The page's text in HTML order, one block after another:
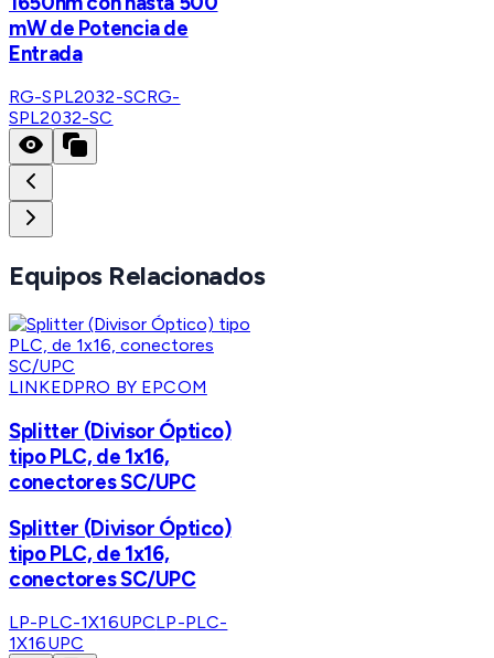
mW de Potencia de
Entrada
RG-SPL2032-SCRG-
SPL2032-SC
Equipos Relacionados
LINKEDPRO BY EPCOM
Splitter (Divisor Óptico)
tipo PLC, de 1x16,
conectores SC/UPC
Splitter (Divisor Óptico)
tipo PLC, de 1x16,
conectores SC/UPC
LP-PLC-1X16UPCLP-PLC-
1X16UPC